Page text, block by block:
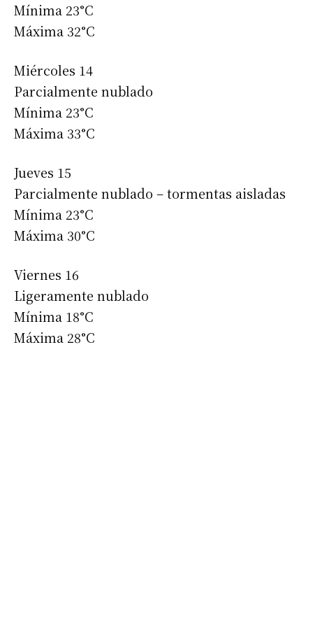
Mínima 23°C
Máxima 32°C
Miércoles 14
Parcialmente nublado
Mínima 23°C
Máxima 33°C
Jueves 15
Parcialmente nublado – tormentas aisladas
Mínima 23°C
Máxima 30°C
Viernes 16
Ligeramente nublado
Mínima 18°C
Máxima 28°C